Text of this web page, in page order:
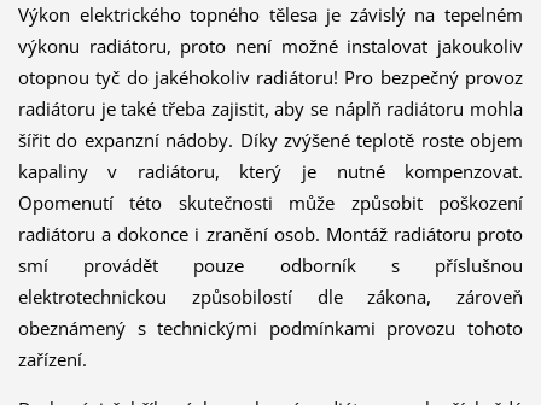
Výkon elektrického topného tělesa je závislý na tepelném
výkonu radiátoru, proto není možné instalovat jakoukoliv
otopnou tyč do jakéhokoliv radiátoru! Pro bezpečný provoz
radiátoru je také třeba zajistit, aby se náplň radiátoru mohla
šířit do expanzní nádoby. Díky zvýšené teplotě roste objem
kapaliny v radiátoru, který je nutné kompenzovat.
Opomenutí této skutečnosti může způsobit poškození
radiátoru a dokonce i zranění osob. Montáž radiátoru proto
smí provádět pouze odborník s příslušnou
elektrotechnickou způsobilostí dle zákona, zároveň
obeznámený s technickými podmínkami provozu tohoto
zařízení.